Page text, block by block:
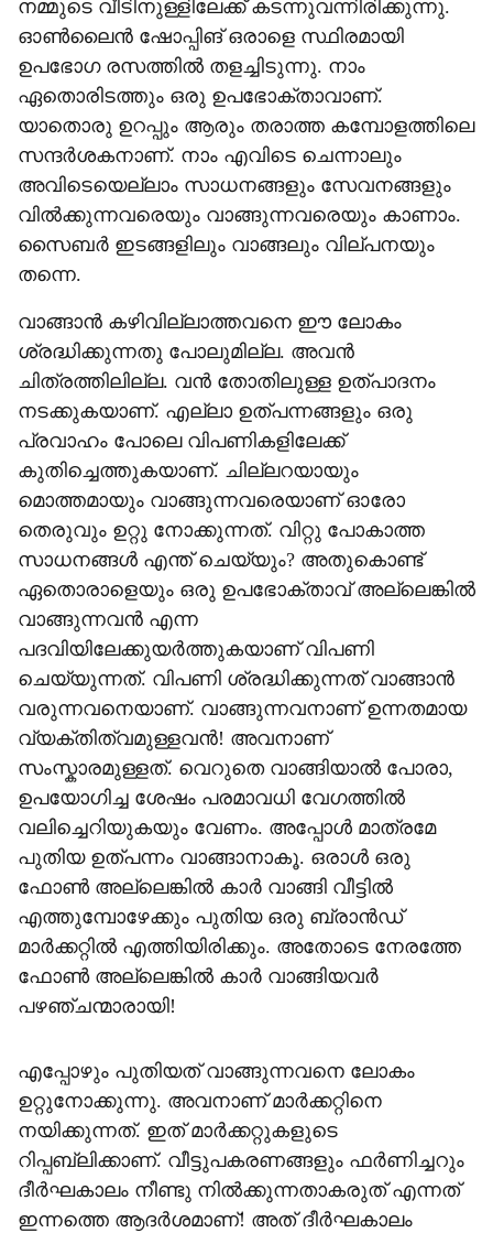
നമ്മുടെ വീടിനുള്ളിലേക്ക് കടന്നുവന്നിരിക്കുന്നു.
ഓൺലൈൻ ഷോപ്പിങ് ഒരാളെ സ്ഥിരമായി
ഉപഭോഗ രസത്തിൽ തളച്ചിടുന്നു. നാം
ഏതൊരിടത്തും ഒരു ഉപഭോക്താവാണ്.
യാതൊരു ഉറപ്പും ആരും തരാത്ത കമ്പോളത്തിലെ
സന്ദർശകനാണ്. നാം എവിടെ ചെന്നാലും
അവിടെയെല്ലാം സാധനങ്ങളും സേവനങ്ങളും
വിൽക്കുന്നവരെയും വാങ്ങുന്നവരെയും കാണാം.
സൈബർ ഇടങ്ങളിലും വാങ്ങലും വില്പനയും
തന്നെ.
വാങ്ങാൻ കഴിവില്ലാത്തവനെ ഈ ലോകം
ശ്രദ്ധിക്കുന്നതു പോലുമില്ല. അവൻ
ചിത്രത്തിലില്ല. വൻ തോതിലുള്ള ഉത്പാദനം
നടക്കുകയാണ്. എല്ലാ ഉത്പന്നങ്ങളും ഒരു
പ്രവാഹം പോലെ വിപണികളിലേക്ക്
കുതിച്ചെത്തുകയാണ്. ചില്ലറയായും
മൊത്തമായും വാങ്ങുന്നവരെയാണ് ഓരോ
തെരുവും ഉറ്റു നോക്കുന്നത്. വിറ്റു പോകാത്ത
സാധനങ്ങൾ എന്ത് ചെയ്യും? അതുകൊണ്ട്
ഏതൊരാളെയും ഒരു ഉപഭോക്താവ് അല്ലെങ്കിൽ
വാങ്ങുന്നവൻ എന്ന
പദവിയിലേക്കുയർത്തുകയാണ് വിപണി
ചെയ്യുന്നത്. വിപണി ശ്രദ്ധിക്കുന്നത് വാങ്ങാൻ
വരുന്നവനെയാണ്. വാങ്ങുന്നവനാണ് ഉന്നതമായ
വ്യക്തിത്വമുള്ളവൻ! അവനാണ്
സംസ്കാരമുള്ളത്. വെറുതെ വാങ്ങിയാൽ പോരാ,
ഉപയോഗിച്ച ശേഷം പരമാവധി വേഗത്തിൽ
വലിച്ചെറിയുകയും വേണം. അപ്പോൾ മാത്രമേ
പുതിയ ഉത്പന്നം വാങ്ങാനാകൂ. ഒരാൾ ഒരു
ഫോൺ അല്ലെങ്കിൽ കാർ വാങ്ങി വീട്ടിൽ
എത്തുമ്പോഴേക്കും പുതിയ ഒരു ബ്രാൻഡ്
മാർക്കറ്റിൽ എത്തിയിരിക്കും. അതോടെ നേരത്തേ
ഫോൺ അല്ലെങ്കിൽ കാർ വാങ്ങിയവർ
പഴഞ്ചന്മാരായി!
എപ്പോഴും പുതിയത് വാങ്ങുന്നവനെ ലോകം
ഉറ്റുനോക്കുന്നു. അവനാണ് മാർക്കറ്റിനെ
നയിക്കുന്നത്. ഇത് മാർക്കറ്റുകളുടെ
റിപ്പബ്ലിക്കാണ്. വീട്ടുപകരണങ്ങളും ഫർണിച്ചറും
ദീർഘകാലം നീണ്ടു നിൽക്കുന്നതാകരുത് എന്നത്
ഇന്നത്തെ ആദർശമാണ്! അത് ദീർഘകാലം